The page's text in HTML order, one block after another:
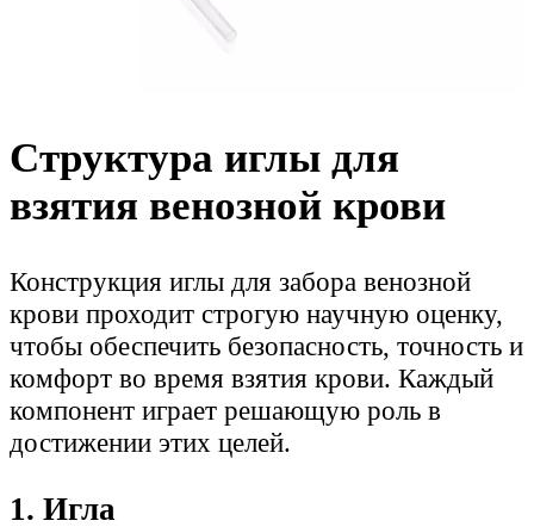
Структура иглы для
взятия венозной крови
Конструкция иглы для забора венозной
крови проходит строгую научную оценку,
чтобы обеспечить безопасность, точность и
комфорт во время взятия крови. Каждый
компонент играет решающую роль в
достижении этих целей.
1. Игла